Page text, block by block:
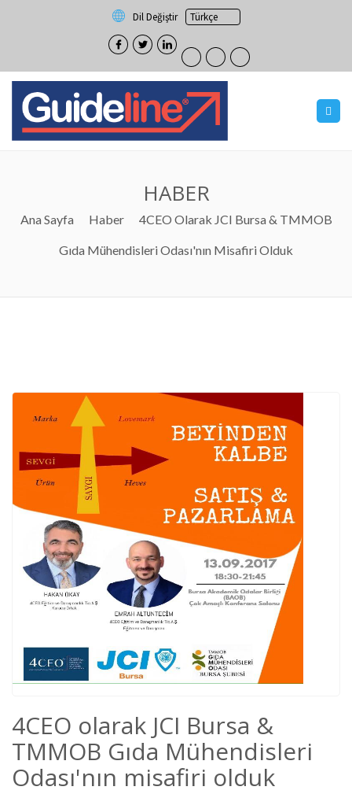
Dil Değiştir
HABER
Ana Sayfa Haber 4CEO Olarak JCI Bursa & TMMOB
Gıda Mühendisleri Odası'nın Misafiri Olduk
4CEO olarak JCI Bursa &
TMMOB Gıda Mühendisleri
Odası'nın misafiri olduk